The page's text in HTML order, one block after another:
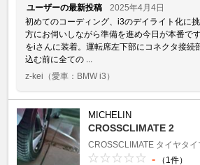
ユーザーの最新投稿
2025年4月4日
初めてのコーディング、i3のデイライト化に
方にお伺いしながら準備を進め今日が本番で
をiさんに装着。運転席左下部にコネクタ接続
込む前に全ての ...
z-kei （愛車：BMW i3）
MICHELIN
CROSSCLIMATE 2
CROSSCLIMATE タイヤタ
- （1件）